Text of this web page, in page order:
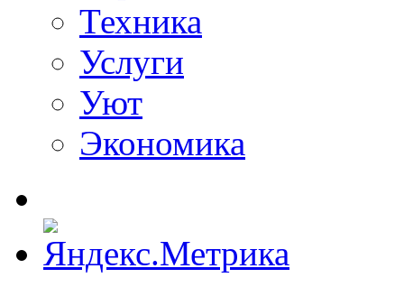
Техника
Услуги
Уют
Экономика